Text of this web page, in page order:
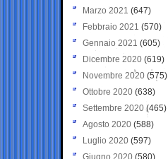
Marzo 2021 (647)
Febbraio 2021 (570)
Gennaio 2021 (605)
Dicembre 2020 (619)
Novembre 2020 (575)
Ottobre 2020 (638)
Settembre 2020(465)
Agosto 2020 (588)
Luglio 2020 (597)
Giugno 2020 (580)